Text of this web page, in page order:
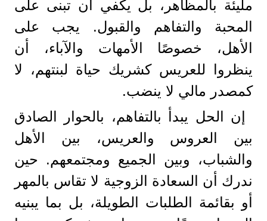
مليئة بالمظاهر، بل يكفي أن تبنى على
المحبة والتفاهم والقبول. يجب على
الأهل، خصوصًا الأمهات والآباء، أن
ينظروا للعريس كشريك حياة لبنتهم، لا
كمصدر مالي لا ينضب.
إن الحل يبدأ بالتفاهم، بالحوار الصادق
بين العروس والعريس، بين الأهل
والشباب، وبين الجميع ومجتمعهم. حين
ندرك أن السعادة الزوجية لا تقاس بالمهر
أو بقائمة الطلبات الطويلة، بل بما يبنيه